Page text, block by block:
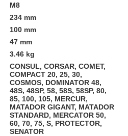
М8
234 mm
100 mm
47 mm
3.46 kg
CONSUL, CORSAR, COMET,
COMPACT 20, 25, 30,
COSMOS, DOMINATOR 48,
48S, 48SP, 58, 58S, 58SP, 80,
85, 100, 105, MERCUR,
MATADOR GIGANT, MATADOR
STANDARD, MERCATOR 50,
60, 70, 75, S, PROTECTOR,
SENATOR